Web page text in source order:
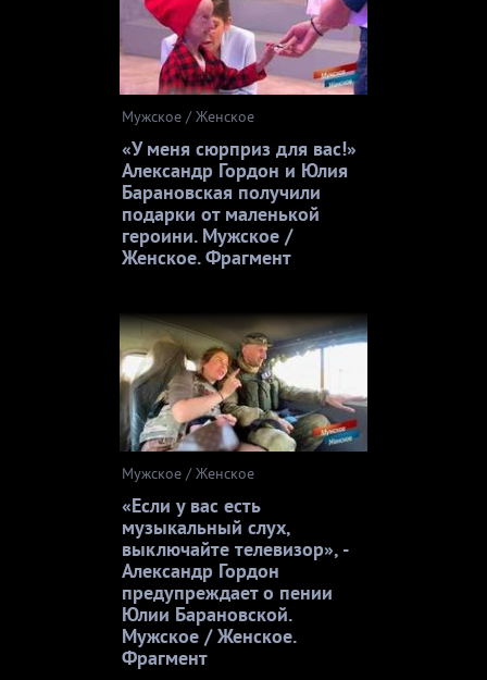
Мужское / Женское
«У меня сюрприз для вас!»
Александр Гордон и Юлия
Барановская получили
подарки от маленькой
героини. Мужское /
Женское. Фрагмент
Мужское / Женское
«Если у вас есть
музыкальный слух,
выключайте телевизор», -
Александр Гордон
предупреждает о пении
Юлии Барановской.
Мужское / Женское.
Фрагмент